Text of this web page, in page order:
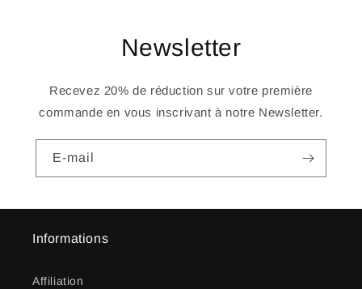
Newsletter
Recevez 20% de réduction sur votre première
commande en vous inscrivant à notre Newsletter.
E-mail
Informations
Affiliation